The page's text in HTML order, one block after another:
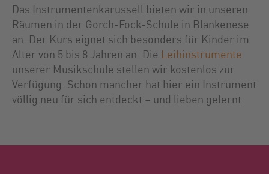
Das Instrumentenkarussell bieten wir in unseren
Räumen in der Gorch-Fock-Schule in Blankenese
an. Der Kurs eignet sich besonders für Kinder im
Alter von 5 bis 8 Jahren an. Die Leihinstrumente
unserer Musikschule stellen wir kostenlos zur
Verfügung. Schon mancher hat hier ein Instrument
völlig neu für sich entdeckt – und lieben gelernt.